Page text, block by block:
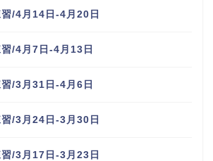
/4月14日-4月20日
/4月7日-4月13日
/3月31日-4月6日
/3月24日-3月30日
/3月17日-3月23日